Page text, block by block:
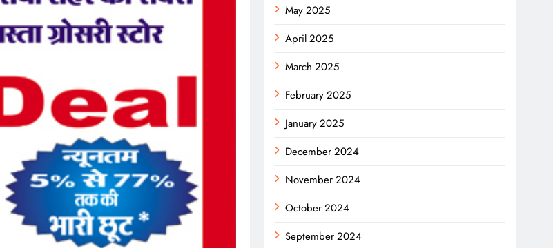
May 2025
April 2025
March 2025
February 2025
January 2025
December 2024
November 2024
October 2024
September 2024